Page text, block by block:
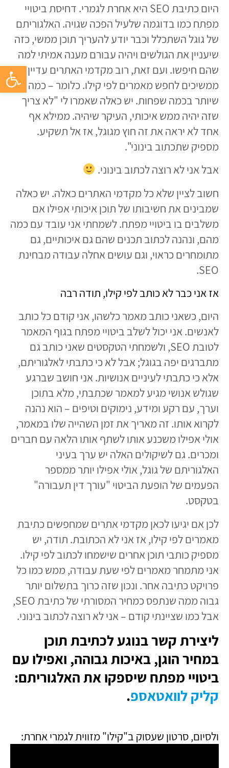
פתח
היום כתיבת SEO היא אחרת לגמרי.
דחיסת ביטויי
מפתח כמו בדוגמה שלעיל הפכה שגויה. האלגוריתם
של גוגל השתכלל וכבר יודע להעריך תוכן ממשי, כזה
שיעניין את הגולשים ויהיה עבורם מענה אמיתי למה
שהם חיפשו. ועם זאת, רוב מקדמי האתרים עדיין
ממשיכים לחפש מאמרים לפי קילו. כלומר – כמה
שיותר בכמה שפחות. יש כאלה שאמרו לי "לא צריך
שזה יהיה ממש איכותי, העיקר שיהיה. ממילא אף
אחד לא יראה את זה חוץ מגוגל, אז אל תשקיע.
מספיק שתכתוב בינוני".
אבל אני לא רוצה לכתוב בינוני.
חשוב לציין שלא כל מקדמי האתרים כאלה. יש כאלה
שמבינים את חשיבותו של תוכן איכותי אפילו אם
משלבים בו ביטויי מפתח. לשמחתי אני עובד עם כמה
מהם, ונהנה לכתוב תכנים שהם גם איכותיים, גם
מתומחרים כראוי, וגם עושים אחלה עבודה מבחינת
SEO.
אז אני כבר לא כותב לפי קילו, תודה רבה
היום, כשאני כותב מאמר כלשהו, אני קודם כל כותב
לאנשים. אני יכול לשלב ביטויי מפתח בגוף המאמר
לטובת SEO, ולשמחתי הטקסטים שאני כותב גם
מתברגים יפה בגוגל; אבל לא כי כתבתי לאלגוריתם,
אלא כי כתבתי לעיניים אנושיות. אני חושב שברגע
שגולש אנושי מגיע למאמר שכתבתי, מלא בתוכן
וערך, עם רקע ומידע, נימוקים וטיפים – הוא נהנה
לקרוא אותו. זה מאריך את זמן השהייה שלו במאמר,
אולי אפילו משכנע אותו לשתף אותו הלאה עם חברים
ומכרים. גם לשיקולים האלה יש ערך בעיני
האלגוריתם של גוגל, אולי אפילו יותר ממספר
הפעמים של הופעת הביטוי "עורך דין תעבורה"
בטקסט.
לכן אם יגיעו לכאן מקדמי אתרים שמחפשים כתיבת
מאמרים לפי קילו, אז אני לא הכתובת. תודה, יש
מספיק כותבי תוכן אחרים שישמחו לכתוב לפי קילו.
אני מתמחר מאמרים לפי שעת עבודה, ממשכמו כל
פרויקט כתיבה אחר. ונכון שזה כרוך בתשלום יותר
גבוה ממה שנתפס כמחיר המסורתי של כתיבת SEO,
אבל כמו שציינתי קודם – אני לא רוצה לכתוב בינוני.
ליצירת קשר בנוגע לכתיבת תוכן
במחיר הוגן, באיכות גבוהה, ואפילו עם
ביטויי מפתח שיספקו את האלגוריתם:
קליק לוואטאספ.
ולסיום, סרטון שעסוק ב"קילו" מזווית לגמרי אחרת: